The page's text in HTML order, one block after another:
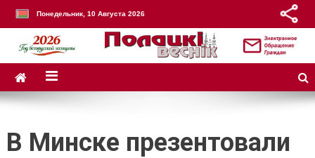
Понедельник, 10 Августа 2026
В Минске презентовали